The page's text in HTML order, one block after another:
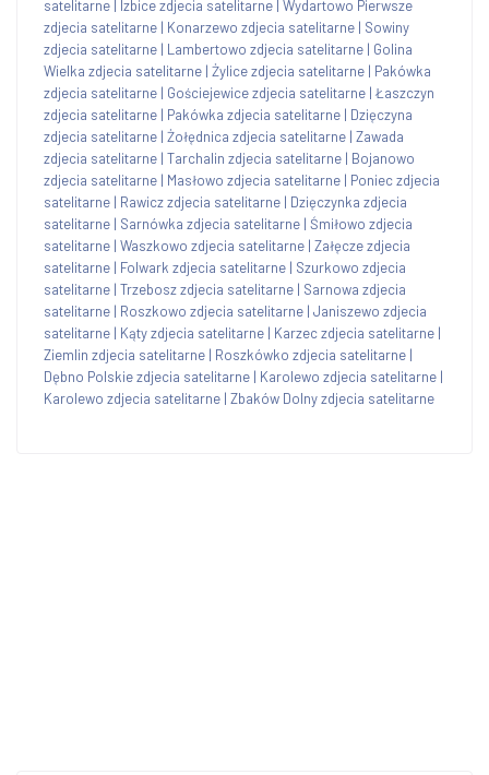
satelitarne Izbice zdjecia satelitarne Wydartowo Pierwsze
zdjecia satelitarne | Konarzewo zdjecia satelitarne | Sowiny
zdjecia satelitarne | Lambertowo zdjecia satelitarne | Golina
Wielka zdjecia satelitarne | Żylice zdjecia satelitarne | Pakówka
zdjecia satelitarne | Gościejewice zdjecia satelitarne | Łaszczyn
zdjecia satelitarne | Pakówka zdjecia satelitarne | Dzięczyna
zdjecia satelitarne | Żołędnica zdjecia satelitarne | Zawada
zdjecia satelitarne | Tarchalin zdjecia satelitarne | Bojanowo
zdjecia satelitarne | Masłowo zdjecia satelitarne | Poniec zdjecia
satelitarne | Rawicz zdjecia satelitarne | Dzięczynka zdjecia
satelitarne | Sarnówka zdjecia satelitarne | Śmiłowo zdjecia
satelitarne | Waszkowo zdjecia satelitarne | Załęcze zdjecia
satelitarne | Folwark zdjecia satelitarne | Szurkowo zdjecia
satelitarne | Trzebosz zdjecia satelitarne | Sarnowa zdjecia
satelitarne | Roszkowo zdjecia satelitarne | Janiszewo zdjecia
satelitarne | Kąty zdjecia satelitarne | Karzec zdjecia satelitarne |
Ziemlin zdjecia satelitarne | Roszkówko zdjecia satelitarne |
Dębno Polskie zdjecia satelitarne | Karolewo zdjecia satelitarne |
Karolewo zdjecia satelitarne | Zbaków Dolny zdjecia satelitarne